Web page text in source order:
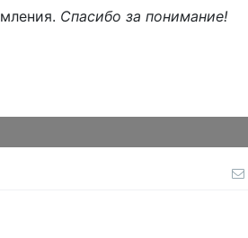
Спасибо за понимание!